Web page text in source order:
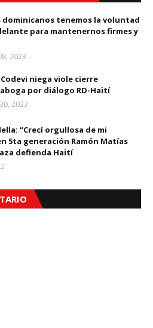
dominicanos tenemos la voluntad
para mantenernos firmes y
2023
niega viole cierre
por diálogo RD-Haití
2023
“Crecí orgullosa de mi
5ta generación Ramón Matías
defienda Haití